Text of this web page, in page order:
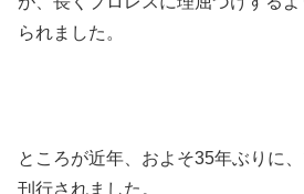
られました。
ところが近年、およそ35年ぶりに
刊行されました。